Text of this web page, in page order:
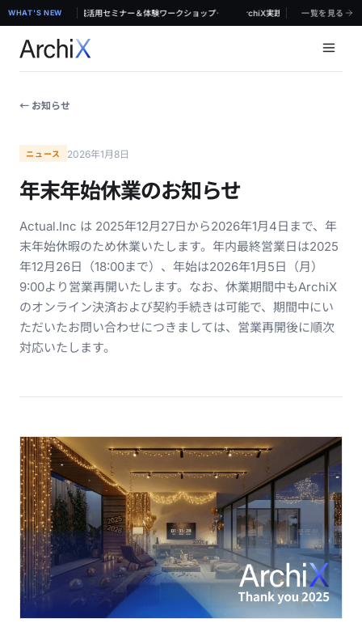
WHAT'S NEW
で学ぶ！ArchiX実践活用セミナー＆体験ワークショップ·
【8/19 & 8/20 無料体験セミナー@東京】対面で学ぶ！ArchiX実践活用セミナー＆体験
一覧を見る
← お知らせ
ニュース 2026年1月8日
年末年始休業のお知らせ
Actual.Inc は 2025年12月27日から2026年1月4日まで、年
末年始休暇のため休業いたします。年内最終営業日は2025
年12月26日（18:00まで）、年始は2026年1月5日（月）
9:00より営業再開いたします。なお、休業期間中もArchiX
のオンライン決済および契約手続きは可能で、期間中にい
ただいたお問い合わせにつきましては、営業再開後に順次
対応いたします。